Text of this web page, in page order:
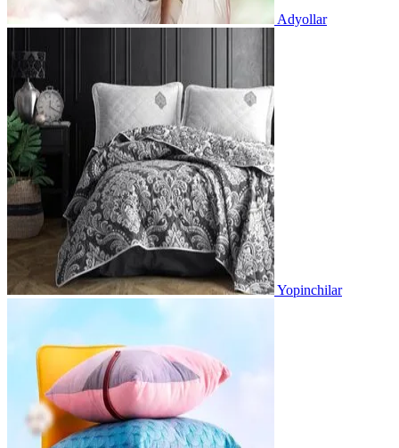
Adyollar
Yopinchilar